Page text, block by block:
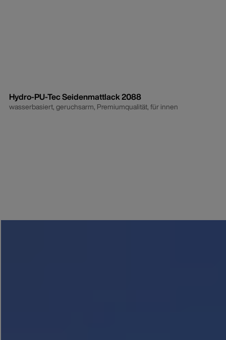
Hydro-PU-Tec Seidenmattlack 2088
wasserbasiert, geruchsarm, Premiumqualität, für innen